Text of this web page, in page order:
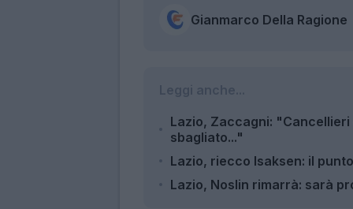
Gianmarco Della Ragione
Lazio, Zaccagni:
sbagliato..."
Lazio, riecco Isaksen: il
Lazio, Noslin rimarrà: sarà